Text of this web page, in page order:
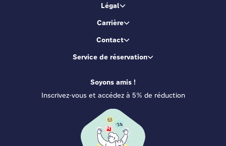
Légal
Carrière
Contact
Service de réservation
Soyons amis !
Inscrivez-vous et accédez à 5% de réduction